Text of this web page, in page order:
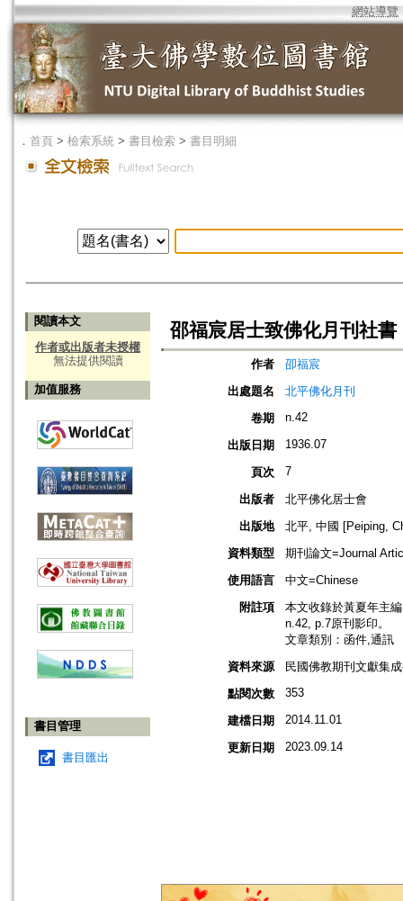
網站導覽
． 首頁 > 檢索系統 > 書目檢索 > 書目明細
閱讀本文
作者或出版者未授權
無法提供閱讀
加值服務
書目管理
書目匯出
邵福宸居士致佛化月刊社書
作者
卲福宸
出處題名
北平佛化月刊
卷期
n.42
出版日期 1936.07
頁次 7
出版者
北平佛化居士會
出版地
北平, 中國 [Peiping,
資料類型
期刊論文=Journal
使用語言
中文=Chinese
附註項
本文收錄於黃夏年主
n.42, p.7原刊影印。
文章類別：函件,通訊
資料來源
民國佛教期刊文獻集
點閱次數
353
建檔日期 2014.11.01
更新日期 2023.09.14